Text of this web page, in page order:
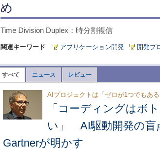
め
Time Division Duplex：時分割複信
関連キーワード アプリケーション開発 開発プ
すべて ニュース レビュー
AIプロジェクトは「ゼロが1つでもある
「コーディングはボ
い」 AI駆動開発の盲
Gartnerが明かす